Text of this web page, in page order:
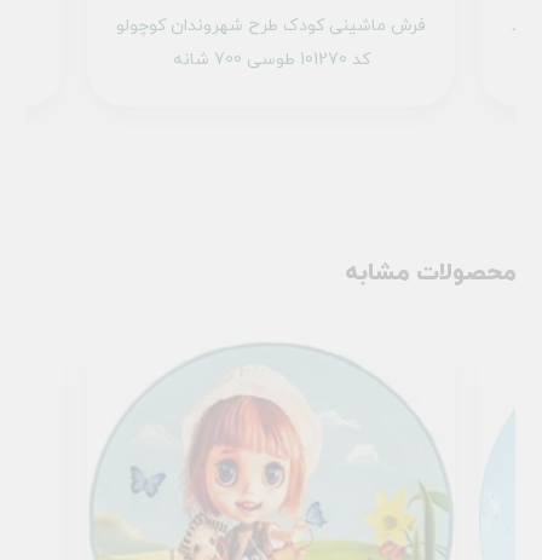
فرش ماشینی کودک طرح شهروندان کوچولو
کد 101270 طوسی 700 شانه
کد
محصولات مشابه